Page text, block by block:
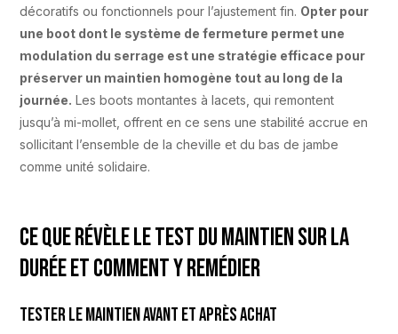
décoratifs ou fonctionnels pour l’ajustement fin. Opter pour
une boot dont le système de fermeture permet une
modulation du serrage est une stratégie efficace pour
préserver un maintien homogène tout au long de la
journée. Les boots montantes à lacets, qui remontent
jusqu’à mi-mollet, offrent en ce sens une stabilité accrue en
sollicitant l’ensemble de la cheville et du bas de jambe
comme unité solidaire.
Ce que révèle le test du maintien sur la
durée et comment y remédier
Tester le maintien avant et après achat